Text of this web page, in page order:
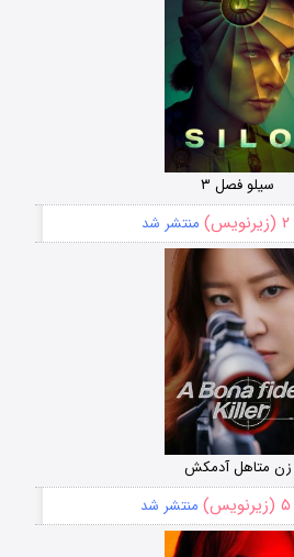
سیلو فصل ۳
۲ (زیرنویس) منتشر شد
زن متاهل آدمکش
۵ (زیرنویس) منتشر شد